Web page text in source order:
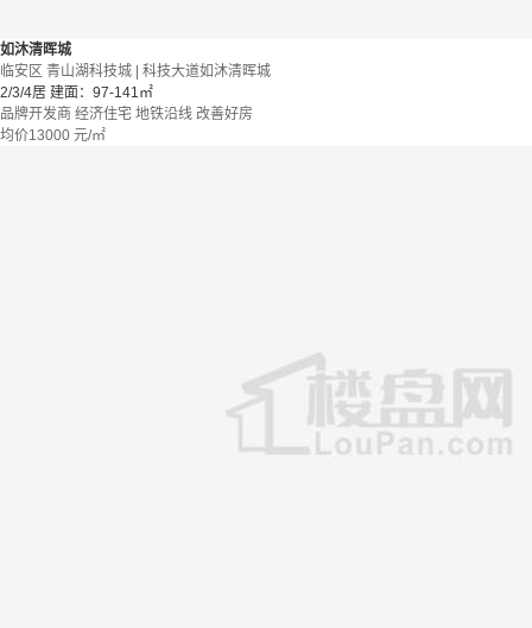
如沐清晖城
临安区 青山湖科技城 | 科技大道如沐清晖城
2/3/4居 建面：97-141㎡
品牌开发商 经济住宅 地铁沿线 改善好房
均价13000 元/㎡